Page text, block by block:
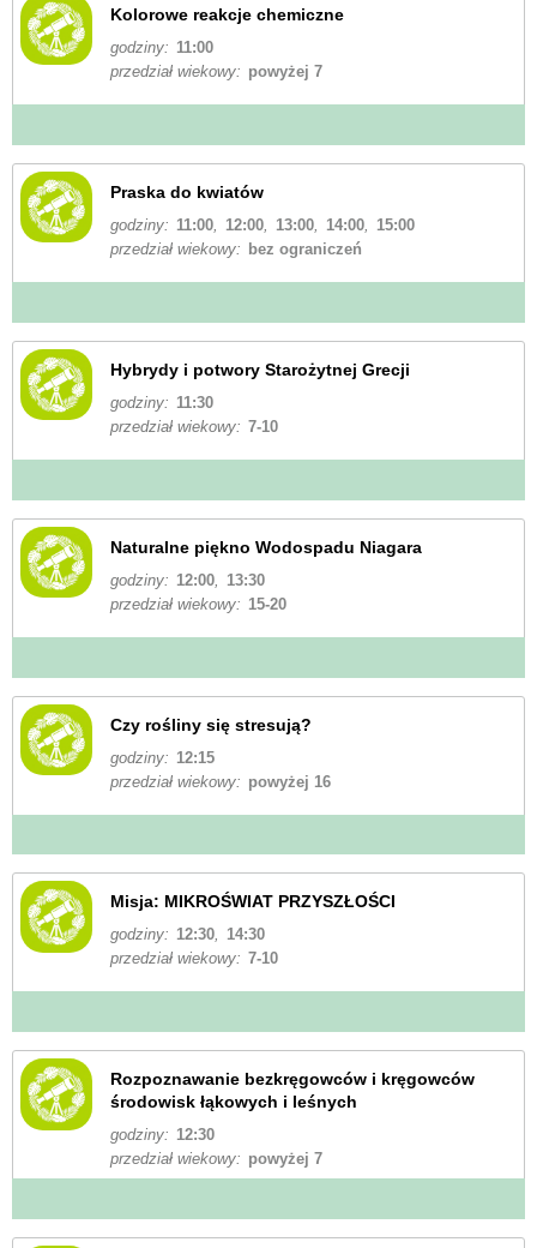
Kolorowe reakcje chemiczne
godziny: 11:00
przedział wiekowy: powyżej 7
Praska do kwiatów
godziny: 11:00, 12:00, 13:00, 14:00,
15:00
przedział wiekowy:
bez ograniczeń
Hybrydy i potwory Starożytnej Grecji
godziny: 11:30
przedział wiekowy: 7-10
Naturalne piękno Wodospadu Niagara
godziny: 12:00,
13:30
przedział wiekowy: 15-20
Czy rośliny się stresują?
godziny: 12:15
przedział wiekowy: powyżej 16
Misja: MIKROŚWIAT PRZYSZŁOŚCI
godziny: 12:30,
14:30
przedział wiekowy: 7-10
Rozpoznawanie bezkręgowców i kręgowców
środowisk łąkowych i leśnych
godziny: 12:30
przedział wiekowy: powyżej 7